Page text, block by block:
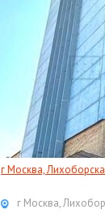
г Москва,
г Москва,